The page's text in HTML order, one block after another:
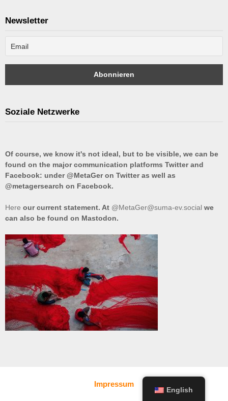
Newsletter
Soziale Netzwerke
Of course, we know it's not ideal, but to be visible, we can be
found on the major communication platforms Twitter and
Facebook: under @MetaGer on Twitter as well as
@metagersearch on Facebook.
Here our current statement. At @MetaGer@suma-ev.social we
can also be found on Mastodon.
Impressum
English